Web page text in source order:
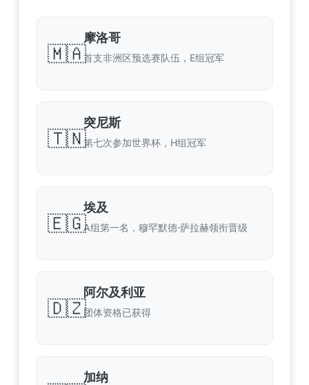
🇲🇦
摩洛哥
首支非洲区预选赛队伍，E组冠军
🇹🇳
突尼斯
第七次参加世界杯，H组冠军
🇪🇬
埃及
A组第一名，穆罕默德·萨拉赫领衔晋级
🇩🇿
阿尔及利亚
团体资格已获得
加纳